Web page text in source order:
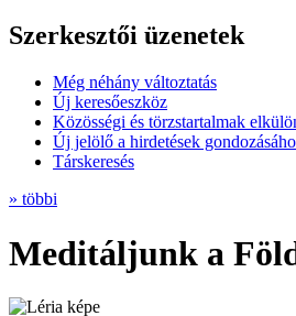
Szerkesztői üzenetek
Még néhány változtatás
Új keresőeszköz
Közösségi és törzstartalmak
Új jelölő a hirdetések
Társkeresés
» többi
Meditáljunk a